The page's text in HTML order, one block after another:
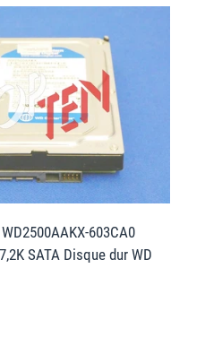
603CA0
SATA Disque dur WD